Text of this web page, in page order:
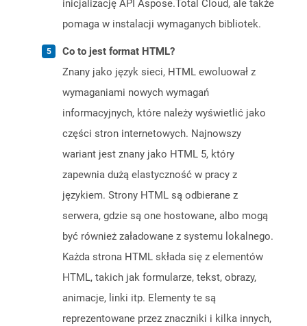
inicjalizację API Aspose.Total Cloud, ale także
pomaga w instalacji wymaganych bibliotek.
Co to jest format HTML?
Znany jako język sieci, HTML ewoluował z
wymaganiami nowych wymagań
informacyjnych, które należy wyświetlić jako
części stron internetowych. Najnowszy
wariant jest znany jako HTML 5, który
zapewnia dużą elastyczność w pracy z
językiem. Strony HTML są odbierane z
serwera, gdzie są one hostowane, albo mogą
być również załadowane z systemu lokalnego.
Każda strona HTML składa się z elementów
HTML, takich jak formularze, tekst, obrazy,
animacje, linki itp. Elementy te są
reprezentowane przez znaczniki i kilka innych,